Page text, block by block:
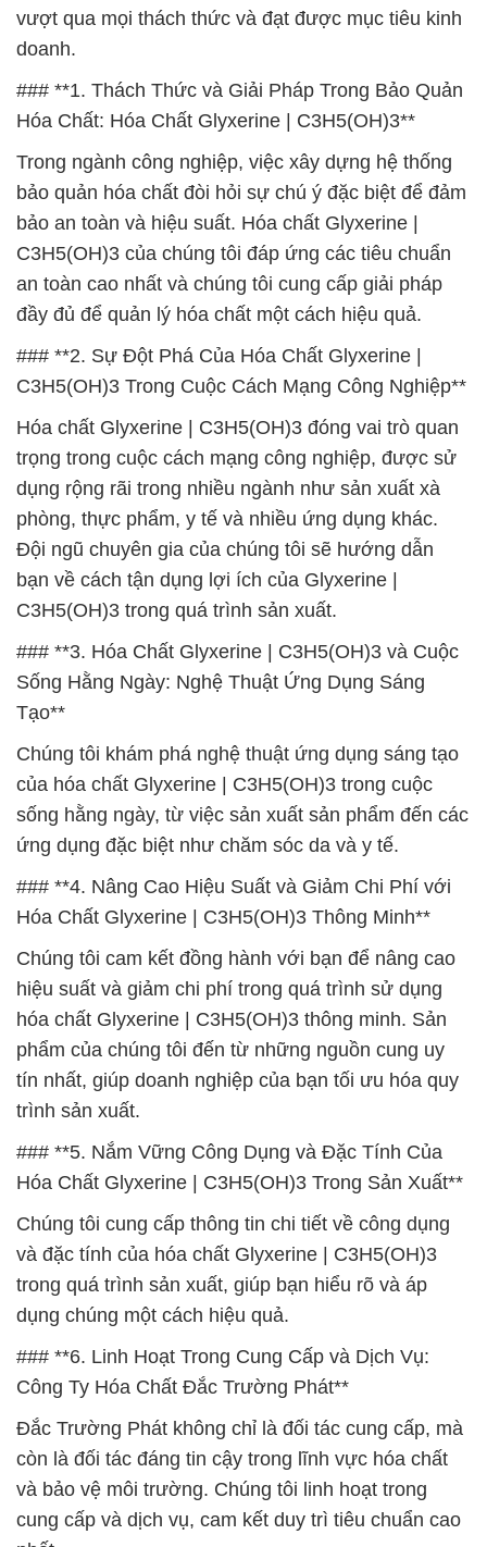
vượt qua mọi thách thức và đạt được mục tiêu kinh
doanh.
### **1. Thách Thức và Giải Pháp Trong Bảo Quản
Hóa Chất: Hóa Chất Glyxerine | C3H5(OH)3**
Trong ngành công nghiệp, việc xây dựng hệ thống
bảo quản hóa chất đòi hỏi sự chú ý đặc biệt để đảm
bảo an toàn và hiệu suất. Hóa chất Glyxerine |
C3H5(OH)3 của chúng tôi đáp ứng các tiêu chuẩn
an toàn cao nhất và chúng tôi cung cấp giải pháp
đầy đủ để quản lý hóa chất một cách hiệu quả.
### **2. Sự Đột Phá Của Hóa Chất Glyxerine |
C3H5(OH)3 Trong Cuộc Cách Mạng Công Nghiệp**
Hóa chất Glyxerine | C3H5(OH)3 đóng vai trò quan
trọng trong cuộc cách mạng công nghiệp, được sử
dụng rộng rãi trong nhiều ngành như sản xuất xà
phòng, thực phẩm, y tế và nhiều ứng dụng khác.
Đội ngũ chuyên gia của chúng tôi sẽ hướng dẫn
bạn về cách tận dụng lợi ích của Glyxerine |
C3H5(OH)3 trong quá trình sản xuất.
### **3. Hóa Chất Glyxerine | C3H5(OH)3 và Cuộc
Sống Hằng Ngày: Nghệ Thuật Ứng Dụng Sáng
Tạo**
Chúng tôi khám phá nghệ thuật ứng dụng sáng tạo
của hóa chất Glyxerine | C3H5(OH)3 trong cuộc
sống hằng ngày, từ việc sản xuất sản phẩm đến các
ứng dụng đặc biệt như chăm sóc da và y tế.
### **4. Nâng Cao Hiệu Suất và Giảm Chi Phí với
Hóa Chất Glyxerine | C3H5(OH)3 Thông Minh**
Chúng tôi cam kết đồng hành với bạn để nâng cao
hiệu suất và giảm chi phí trong quá trình sử dụng
hóa chất Glyxerine | C3H5(OH)3 thông minh. Sản
phẩm của chúng tôi đến từ những nguồn cung uy
tín nhất, giúp doanh nghiệp của bạn tối ưu hóa quy
trình sản xuất.
### **5. Nắm Vững Công Dụng và Đặc Tính Của
Hóa Chất Glyxerine | C3H5(OH)3 Trong Sản Xuất**
Chúng tôi cung cấp thông tin chi tiết về công dụng
và đặc tính của hóa chất Glyxerine | C3H5(OH)3
trong quá trình sản xuất, giúp bạn hiểu rõ và áp
dụng chúng một cách hiệu quả.
### **6. Linh Hoạt Trong Cung Cấp và Dịch Vụ:
Công Ty Hóa Chất Đắc Trường Phát**
Đắc Trường Phát không chỉ là đối tác cung cấp, mà
còn là đối tác đáng tin cậy trong lĩnh vực hóa chất
và bảo vệ môi trường. Chúng tôi linh hoạt trong
cung cấp và dịch vụ, cam kết duy trì tiêu chuẩn cao